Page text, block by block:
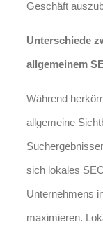
Geschäft
Unterschiede
allgemeinem
Während
allgemeine
sich lokales
Unternehmens
maximieren.